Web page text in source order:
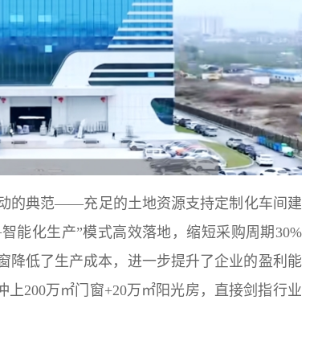
的典范——充足的土地资源支持定制化车间建
能化生产”模式高效落地，缩短采购周期30%
降低了生产成本，进一步提升了企业的盈利能
200万㎡门窗+20万㎡阳光房，直接剑指行业